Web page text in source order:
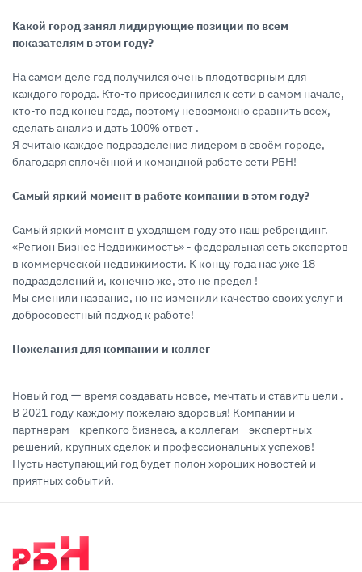
Какой город занял лидирующие позиции по всем
показателям в этом году?
На самом деле год получился очень плодотворным для
каждого города. Кто-то присоединился к сети в самом начале,
кто-то под конец года, поэтому невозможно сравнить всех,
сделать анализ и дать 100% ответ .
Я считаю каждое подразделение лидером в своём городе,
благодаря сплочённой и командной работе сети РБН!
Самый яркий момент в работе компании в этом году?
Самый яркий момент в уходящем году это наш ребрендинг.
«Регион Бизнес Недвижимость» - федеральная сеть экспертов
в коммерческой недвижимости. К концу года нас уже 18
подразделений и, конечно же, это не предел !
Мы сменили название, но не изменили качество своих услуг и
добросовестный подход к работе!
Пожелания для компании и коллег
Новый год ー время создавать новое, мечтать и ставить цели .
В 2021 году каждому пожелаю здоровья! Компании и
партнёрам - крепкого бизнеса, а коллегам - экспертных
решений, крупных сделок и профессиональных успехов!
Пусть наступающий год будет полон хороших новостей и
приятных событий.